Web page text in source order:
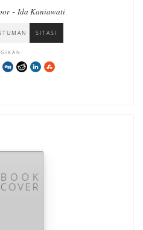
- Ida Kaniawati
SITASI